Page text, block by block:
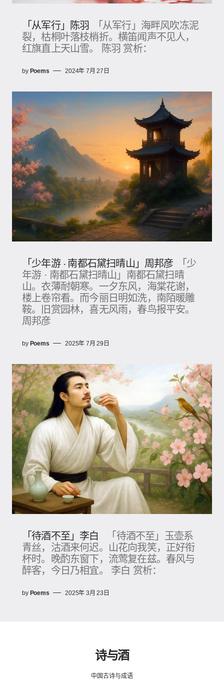
「从军行」陈羽
「从军行」海畔风吹冻泥
裂，枯桐叶落枝梢折。横笛闻声不见人，
红旗直上天山雪。 陈羽 赏析：
by Poems 2024年 7月 27日
「少年游 · 南都石黛扫晴山」周邦彦
「少
年游 · 南都石黛扫晴山」南都石黛扫晴
山。衣薄耐朝寒。一夕东风，海棠花谢，
楼上卷帘看。而今丽日明如洗，南陌暖雕
鞍。旧赏园林，喜无风雨，春鸟报平安。
周邦彦
by Poems 2025年 7月 29日
「待酒不至」李白
「待酒不至」玉壶系
青丝，沽酒来何迟。山花向我笑，正好衔
杯时。晚酌东窗下，流莺复在兹。春风与
醉客，今日乃相宜。 李白 赏析：
by Poems 2025年 3月 23日
诗与酒
中国古诗与成语